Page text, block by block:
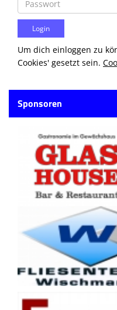
Um dich einloggen zu
Cookies' gesetzt sein.
Sponsoren